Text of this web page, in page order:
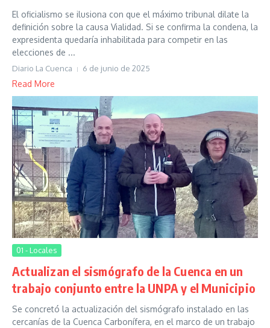
El oficialismo se ilusiona con que el máximo tribunal dilate la
definición sobre la causa Vialidad. Si se confirma la condena, la
expresidenta quedaría inhabilitada para competir en las
elecciones de ...
Diario La Cuenca 6 de junio de 2025
Read More
01 - Locales
Actualizan el sismógrafo de la Cuenca en un
trabajo conjunto entre la UNPA y el Municipio
Se concretó la actualización del sismógrafo instalado en las
cercanías de la Cuenca Carbonífera, en el marco de un trabajo